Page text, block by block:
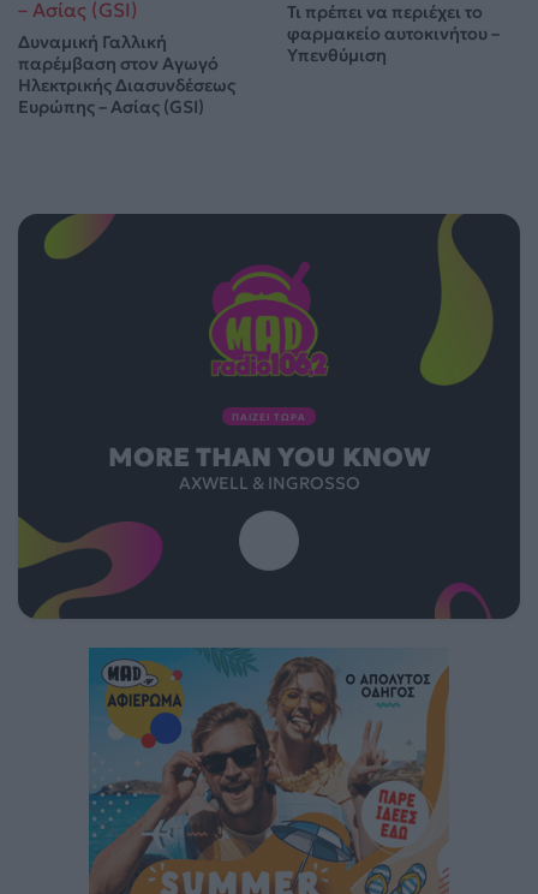
Δυναμική Γαλλική
παρέμβαση στον Αγωγό
Ηλεκτρικής Διασυνδέσεως
Ευρώπης – Ασίας (GSI)
Τι πρέπει να περιέχει το
φαρμακείο αυτοκινήτου –
Υπενθύμιση
ΠΑΙΖΕΙ ΤΩΡΑ
MORE THAN YOU KNOW
AXWELL & INGROSSO